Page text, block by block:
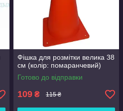
Фішка для розмітки велика 38
см (колір: помаранчевий)
Готово до відправки
109 ₴ 115 ₴